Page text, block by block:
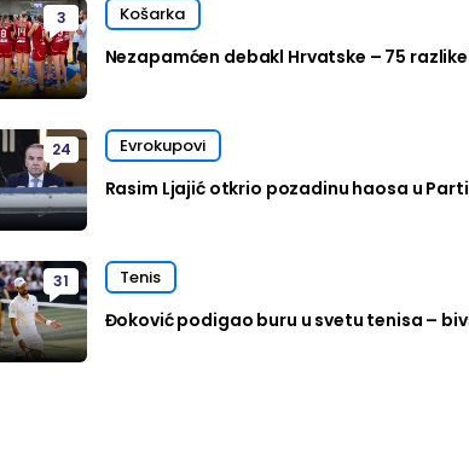
3 Košarka
Nezapamćen debakl Hrvatske – 75 razlike!
24 Evrokupovi
Rasim Ljajić otkrio pozadinu haosa u
31 Tenis
Đoković podigao buru u svetu tenisa –